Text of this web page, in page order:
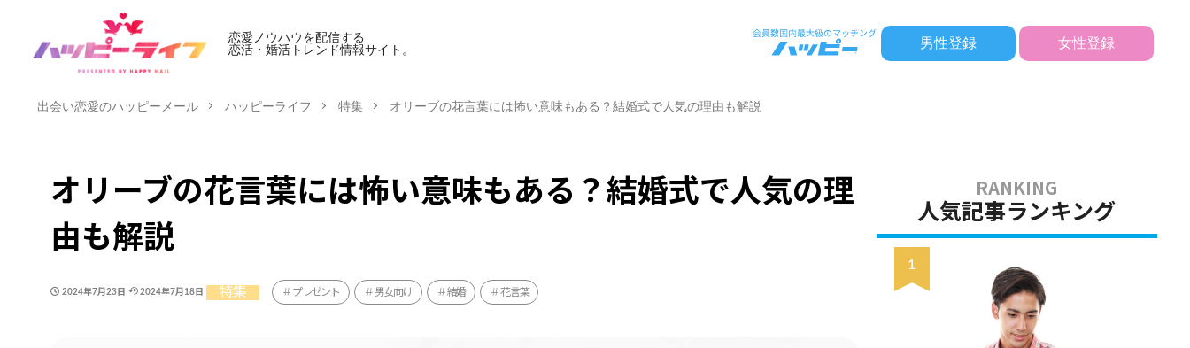
恋愛ノウハウを配信する
恋活・婚活トレンド情報サイト。
男性登録 女性登録
出会い恋愛のハッピーメール ハッピーライフ 特集 オリーブの花言葉には怖い意味もある？結婚式で人気の理由も解説
オリーブの花言葉には怖い意味もある？結婚式で人気の理
由も解説
2024年7月23日 2024年7月18日 特集 プレゼント 男女向け 結婚 花言葉
人気記事ランキング